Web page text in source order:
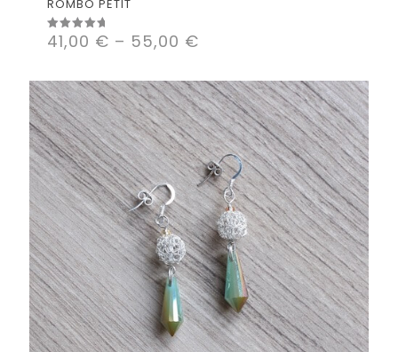
ROMBO PETIT
Valorado
con
41,00 € – 55,00 €